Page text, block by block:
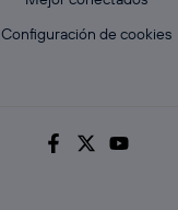
Configuración de cookies